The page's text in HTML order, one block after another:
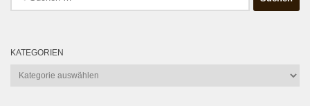
KATEGORIEN
Kategorien